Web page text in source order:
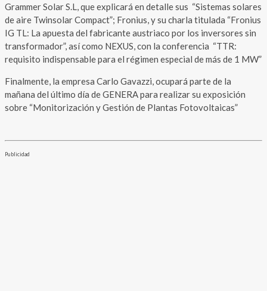
Grammer Solar S.L, que explicará en detalle sus “Sistemas solares
de aire Twinsolar Compact”; Fronius, y su charla titulada “Fronius
IG TL: La apuesta del fabricante austriaco por los inversores sin
transformador”, así como NEXUS, con la conferencia “TTR:
requisito indispensable para el régimen especial de más de 1 MW”
Finalmente, la empresa Carlo Gavazzi, ocupará parte de la
mañana del último día de GENERA para realizar su exposición
sobre “Monitorización y Gestión de Plantas Fotovoltaicas”
Publicidad